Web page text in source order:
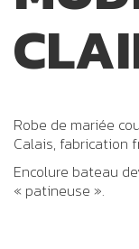
Robe de mariée
Calais, fabrication
Encolure bateau
« patineuse ».